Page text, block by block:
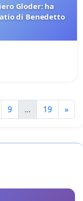
Gloder: ha
di Benedetto
9 ... 19 »